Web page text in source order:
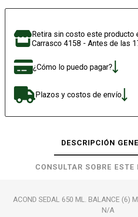
Retira sin costo este producto
Carrasco 4158 - Antes de las
¿Cómo lo puedo pagar?
Plazos y costos de envío
DESCRIPCIÓN
CONSULTAR SOBRE ESTE
ACOND SEDAL 650 ML. BALANCE (6)
N/A